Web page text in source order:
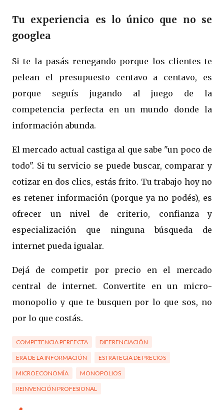
Tu experiencia es lo único que no se
googlea
Si te la pasás renegando porque los clientes te
pelean el presupuesto centavo a centavo, es
porque seguís jugando al juego de la
competencia perfecta en un mundo donde la
información abunda.
El mercado actual castiga al que sabe "un poco de
todo". Si tu servicio se puede buscar, comparar y
cotizar en dos clics, estás frito. Tu trabajo hoy no
es retener información (porque ya no podés), es
ofrecer un nivel de criterio, confianza y
especialización que ninguna búsqueda de
internet pueda igualar.
Dejá de competir por precio en el mercado
central de internet. Convertite en un micro-
monopolio y que te busquen por lo que sos, no
por lo que costás.
COMPETENCIA PERFECTA DIFERENCIACIÓN
ERA DE LA INFORMACIÓN ESTRATEGIA DE PRECIOS
MICROECONOMÍA MONOPOLIOS
REINVENCIÓN PROFESIONAL